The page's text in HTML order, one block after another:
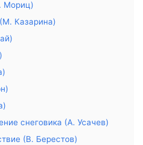
Мориц)
Казарина)
снеговика (А. Усачев)
(В. Берестов)